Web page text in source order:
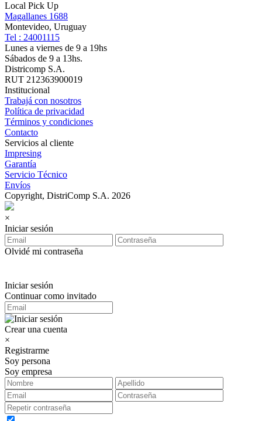
Local Pick Up
Magallanes 1688
Montevideo, Uruguay
Tel : 24001115
Lunes a viernes de 9 a 19hs
Sábados de 9 a 13hs.
Districomp S.A.
RUT 212363900019
Institucional
Trabajá con nosotros
Política de privacidad
Términos y condiciones
Contacto
Servicios al cliente
Impresing
Garantía
Servicio Técnico
Envíos
Copyright, DistriComp S.A. 2026
×
Iniciar sesión
Olvidé mi contraseña
Iniciar sesión
Continuar como invitado
Crear una cuenta
×
Registrarme
Soy persona
Soy empresa